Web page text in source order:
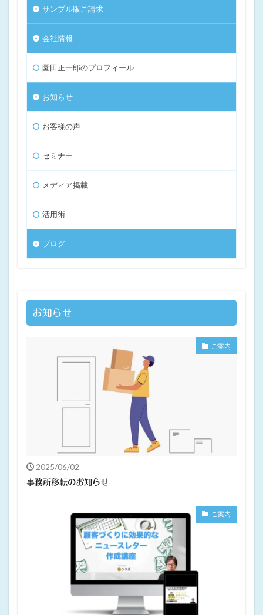
サンプル版ご請求
会社情報
園田正一郎のプロフィール
お知らせ
お客様の声
セミナー
メディア掲載
活用術
ブログ
お知らせ
ご案内
2025/06/02
事務所移転のお知らせ
ご案内